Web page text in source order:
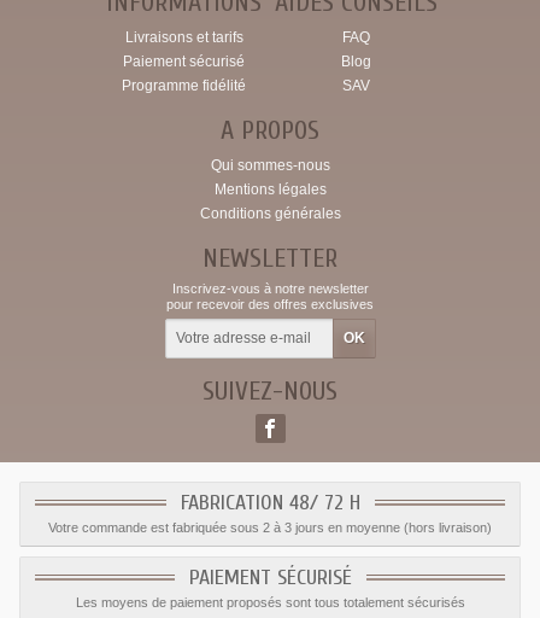
Livraisons et tarifs
Paiement sécurisé
Programme fidélité
FAQ
Blog
SAV
A PROPOS
Qui sommes-nous
Mentions légales
Conditions générales
NEWSLETTER
Inscrivez-vous à notre newsletter
pour recevoir des offres exclusives
SUIVEZ-NOUS
FABRICATION 48/ 72 H
Votre commande est fabriquée sous 2 à 3 jours en moyenne (hors livraison)
PAIEMENT SÉCURISÉ
Les moyens de paiement proposés sont tous totalement sécurisés